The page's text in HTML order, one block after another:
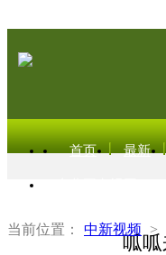
首页 最新
当前位置： 中新视频 >
呱